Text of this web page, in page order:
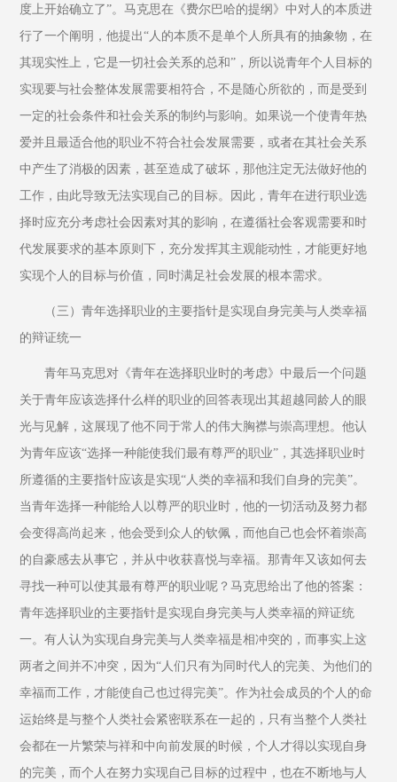
度上开始确立了”。马克思在《费尔巴哈的提纲》中对人的本质进
行了一个阐明，他提出“人的本质不是单个人所具有的抽象物，在
其现实性上，它是一切社会关系的总和”，所以说青年个人目标的
实现要与社会整体发展需要相符合，不是随心所欲的，而是受到
一定的社会条件和社会关系的制约与影响。如果说一个使青年热
爱并且最适合他的职业不符合社会发展需要，或者在其社会关系
中产生了消极的因素，甚至造成了破坏，那他注定无法做好他的
工作，由此导致无法实现自己的目标。因此，青年在进行职业选
择时应充分考虑社会因素对其的影响，在遵循社会客观需要和时
代发展要求的基本原则下，充分发挥其主观能动性，才能更好地
实现个人的目标与价值，同时满足社会发展的根本需求。
（三）青年选择职业的主要指针是实现自身完美与人类幸福
的辩证统一
青年马克思对《青年在选择职业时的考虑》中最后一个问题
关于青年应该选择什么样的职业的回答表现出其超越同龄人的眼
光与见解，这展现了他不同于常人的伟大胸襟与崇高理想。他认
为青年应该“选择一种能使我们最有尊严的职业”，其选择职业时
所遵循的主要指针应该是实现“人类的幸福和我们自身的完美”。
当青年选择一种能给人以尊严的职业时，他的一切活动及努力都
会变得高尚起来，他会受到众人的钦佩，而他自己也会怀着崇高
的自豪感去从事它，并从中收获喜悦与幸福。那青年又该如何去
寻找一种可以使其最有尊严的职业呢？马克思给出了他的答案：
青年选择职业的主要指针是实现自身完美与人类幸福的辩证统
一。有人认为实现自身完美与人类幸福是相冲突的，而事实上这
两者之间并不冲突，因为“人们只有为同时代人的完美、为他们的
幸福而工作，才能使自己也过得完美”。作为社会成员的个人的命
运始终是与整个人类社会紧密联系在一起的，只有当整个人类社
会都在一片繁荣与祥和中向前发展的时候，个人才得以实现自身
的完美，而个人在努力实现自己目标的过程中，也在不断地与人